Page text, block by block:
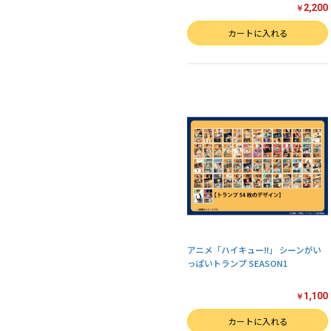
￥ 2,200
数量 カートに入れる
アニメ「ハイキュー!!」 シーンがい
っぱいトランプ SEASON1
￥ 1,100
数量 カートに入れる